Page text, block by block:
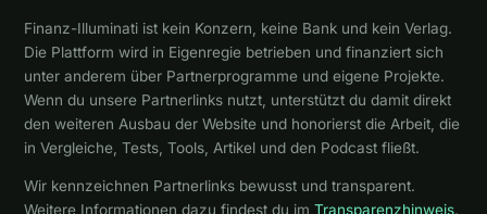
Finanz-Illuminati ist kein Konzern, keine Bank und kein Verlag.
Die Plattform wird in Eigenregie betrieben und finanziert sich
unter anderem über Partnerprogramme und eigene Projekte.
Wenn du unsere Partnerlinks nutzt, unterstützt du damit direkt
den weiteren Ausbau der Website und honorierst die Arbeit, die
in Vergleiche, Tests, Tools, Artikel und den Podcast fließt.
Wir kennzeichnen Partnerlinks bewusst und transparent.
Weitere Informationen dazu findest du imTransparenzhinweis.